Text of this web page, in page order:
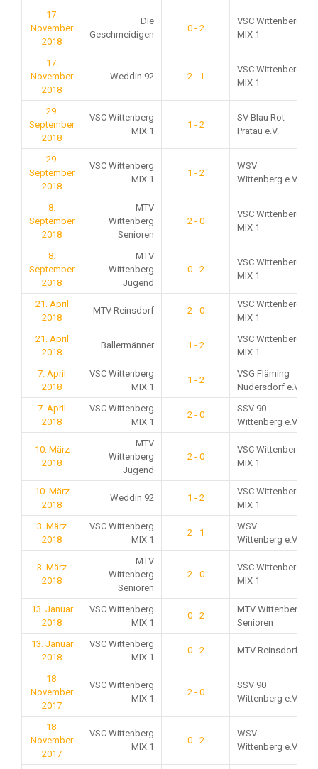
17.
November
2018
Die
Geschmeidigen
0 - 2
VSC Wittenberg
MIX 1
17.
November
2018
Weddin 92 2 - 1
VSC Wittenberg
MIX 1
29.
September
2018
VSC Wittenberg
MIX 1
1 - 2
SV Blau Rot
Pratau e.V.
29.
September
2018
VSC Wittenberg
MIX 1
1 - 2
WSV
Wittenberg e.V.
8.
September
2018
MTV
Wittenberg
Senioren
2 - 0
VSC Wittenberg
MIX 1
8.
September
2018
MTV
Wittenberg
Jugend
0 - 2
VSC Wittenberg
MIX 1
21. April
2018
MTV Reinsdorf 2 - 0
VSC Wittenberg
MIX 1
21. April
2018
Ballermänner 1 - 2
VSC Wittenberg
MIX 1
7. April
2018
VSC Wittenberg
MIX 1
1 - 2
VSG Fläming
Nudersdorf e.V.
7. April
2018
VSC Wittenberg
MIX 1
2 - 0
SSV 90
Wittenberg e.V.
10. März
2018
MTV
Wittenberg
Jugend
2 - 0
VSC Wittenberg
MIX 1
10. März
2018
Weddin 92 1 - 2
VSC Wittenberg
MIX 1
3. März
2018
VSC Wittenberg
MIX 1
2 - 1
WSV
Wittenberg e.V.
3. März
2018
MTV
Wittenberg
Senioren
2 - 0
VSC Wittenberg
MIX 1
13. Januar
2018
VSC Wittenberg
MIX 1
0 - 2
MTV Wittenberg
Senioren
13. Januar
2018
VSC Wittenberg
MIX 1
0 - 2 MTV Reinsdorf
18.
November
2017
VSC Wittenberg
MIX 1
2 - 0
SSV 90
Wittenberg e.V.
18.
November
2017
VSC Wittenberg
MIX 1
0 - 2
WSV
Wittenberg e.V.